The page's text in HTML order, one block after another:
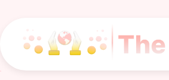
content